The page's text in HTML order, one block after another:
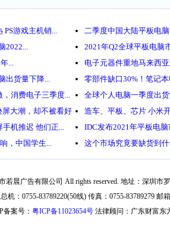
PS游戏主机销...
二季度中国大陆平板电
2022...
2021年Q2全球平板电脑
...
电子元器件重地马来西
出货量下降...
零部件缺口30%！笔记
消费电子三季度...
全球个人电脑一季度出
屏大潮，却不被看好
造车、平板、芯片 小米
机推迟 他们正...
IDC发布2021年平板电脑
，中国学生...
这个市场究竟要缺货到
若晨广告有限公司 All rights reserved. 地址：深圳市
总机：0755-83789220(50线) 传真：0755-83789279 邮
备案号： 粤ICP备11023654号 法律顾问：广东财富东